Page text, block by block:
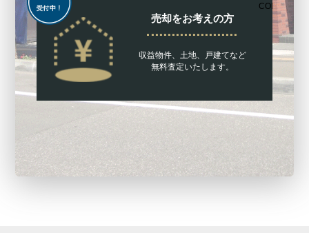
売却をお考えの方
収益物件、土地、戸建てなど
無料査定いたします。
CONTACT